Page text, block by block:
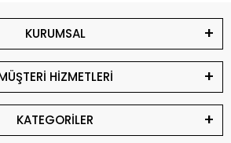
KURUMSAL
HİZMETLERİ
KATEGORİLER